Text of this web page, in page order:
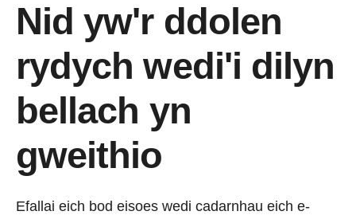
Nid yw'r ddolen
rydych wedi'i dilyn
bellach yn
gweithio
Efallai eich bod eisoes wedi cadarnhau eich e-